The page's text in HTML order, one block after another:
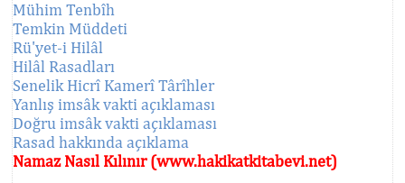
Mühim Tenbîh
Temkin Müddeti
Rü'yet-i Hilâl
Hilâl Rasadları
Senelik Hicrî Kamerî Târîhler
Yanlış imsâk vakti açıklaması
Doğru imsâk vakti açıklaması
Rasad hakkında açıklama
Namaz Nasıl Kılınır (www.hakikatkitabevi.net)